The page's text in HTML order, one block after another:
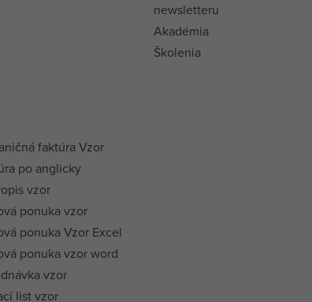
newsletteru
Akadémia
Školenia
faktúra Vzor
po anglicky
vzor
ponuka vzor
ponuka Vzor Excel
ponuka vzor word
vzor
list vzor